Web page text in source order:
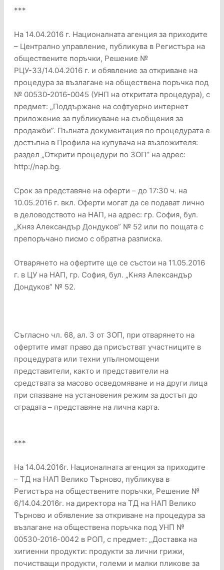
***
На 14.04.2016 г. Националната агенция за приходите
– Централно управление, публикува в Регистъра на
обществените поръчки, Решение №
РЦУ-33/14.04.2016 г. и обявление за откриване на
процедура за възлагане на обществена поръчка под
№ 00530-2016-0045 (УНП на откритата процедура), с
предмет: „Поддържане на софтуерно интернет
приложение за публикуване на съобщения за
продажби”. Пълната документация по процедурата е
достъпна в Профила на купувача на възложителя:
раздел „Открити процедури по ЗОП“ на адрес:
http://nap.bg.
Срок за представяне на оферти – до 17:30 ч. на
10.05.2016 г. вкл. Оферти могат да се подават лично
в деловодството на НАП, на адрес: гр. София, бул.
„Княз Александър Дондуков” № 52 или по пощата с
препоръчано писмо с обратна разписка.
Отварянето на офертите ще се състои на 11.05.2016
г. в ЦУ на НАП, гр. София, бул. „Княз Александър
Дондуков” № 52.
Съгласно чл. 68, ал. 3 от ЗОП, при отварянето на
офертите имат право да присъстват участниците в
процедурата или техни упълномощени
представители, както и представители на
средствата за масово осведомяване и на други лица
при спазване на установения режим за достъп до
сградата – представяне на лична карта.
***
На 14.04.2016г. Националната агенция за приходите
– ТД на НАП Велико Търново, публикува в
Регистъра на обществените поръчки, Решение №
6/14.04.2016г. на директора на ТД на НАП Велико
Търново и обявление за откриване на процедура за
възлагане на обществена поръчка под УНП №
00530-2016-0042 в РОП, с предмет: „Доставка на
хигиенни продукти: продукти за лични грижи,
почистващи продукти, големи и малки пликове за